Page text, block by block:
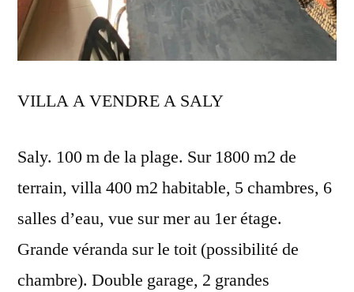
VILLA A VENDRE A SALY
Saly. 100 m de la plage. Sur 1800 m2 de
terrain, villa 400 m2 habitable, 5 chambres, 6
salles d’eau, vue sur mer au 1er étage.
Grande véranda sur le toit (possibilité de
chambre). Double garage, 2 grandes